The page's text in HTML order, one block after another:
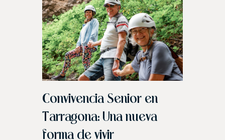
Convivencia Senior en
Tarragona: Una nueva
forma de vivir